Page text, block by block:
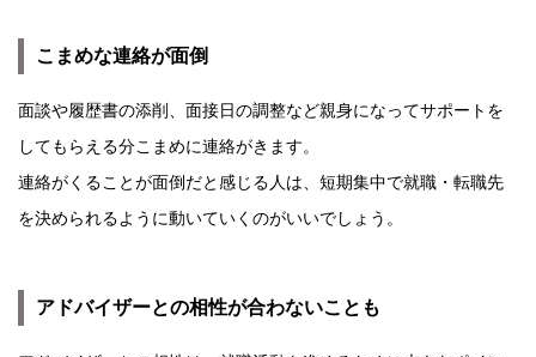
こまめな連絡が面倒
面談や履歴書の添削、面接日の調整など親身になってサポートを
してもらえる分こまめに連絡がきます。
連絡がくることが面倒だと感じる人は、短期集中で就職・転職先
を決められるように動いていくのがいいでしょう。
アドバイザーとの相性が合わないことも